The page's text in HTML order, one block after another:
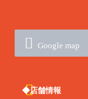
Google map
◆店舗情報